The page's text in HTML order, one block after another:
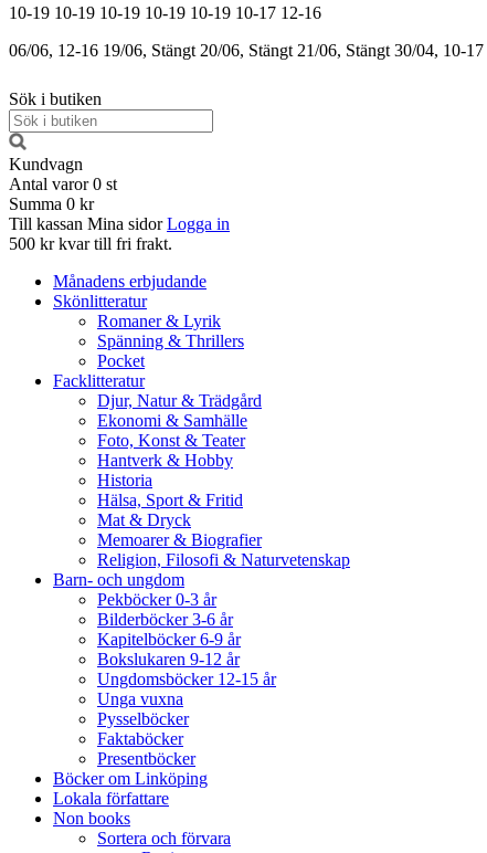
10-19 10-19 10-19 10-19 10-19 10-17 12-16
06/06, 12-16 19/06, Stängt 20/06, Stängt 21/06, Stängt 30/04, 10-17
Sök i butiken
Kundvagn
Antal varor 0 st
Summa 0 kr
Till kassan Mina sidor Logga in
500 kr kvar till fri frakt.
Månadens erbjudande
Skönlitteratur
Romaner & Lyrik
Spänning & Thrillers
Pocket
Facklitteratur
Djur, Natur & Trädgård
Ekonomi & Samhälle
Foto, Konst & Teater
Hantverk & Hobby
Historia
Hälsa, Sport & Fritid
Mat & Dryck
Memoarer & Biografier
Religion, Filosofi & Naturvetenskap
Barn- och ungdom
Pekböcker 0-3 år
Bilderböcker 3-6 år
Kapitelböcker 6-9 år
Bokslukaren 9-12 år
Ungdomsböcker 12-15 år
Unga vuxna
Pysselböcker
Faktaböcker
Presentböcker
Böcker om Linköping
Lokala författare
Non books
Sortera och förvara